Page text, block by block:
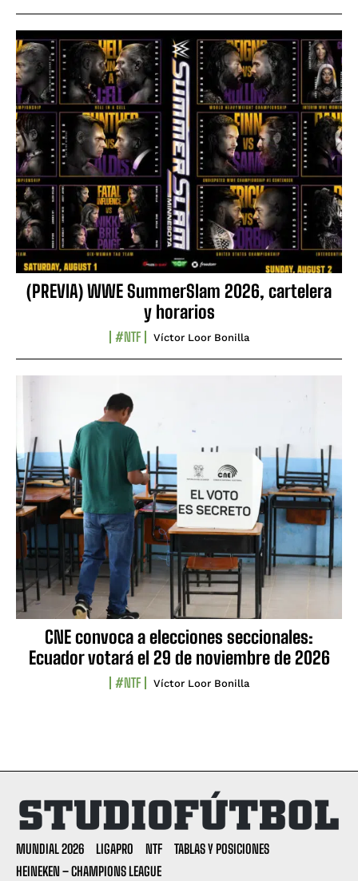
(PREVIA) WWE SummerSlam 2026, cartelera
y horarios
#NTF Víctor Loor Bonilla
CNE convoca a elecciones seccionales:
Ecuador votará el 29 de noviembre de 2026
#NTF Víctor Loor Bonilla
MUNDIAL 2026 LIGAPRO NTF
TABLAS Y POSICIONES
HEINEKEN – CHAMPIONS LEAGUE